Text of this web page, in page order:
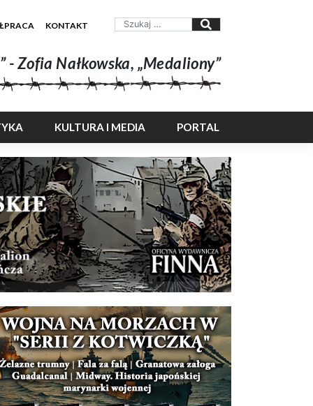
KONTAKT
Zofia Nałkowska, „Medaliony”
KULTURA I MEDIA PORTAL